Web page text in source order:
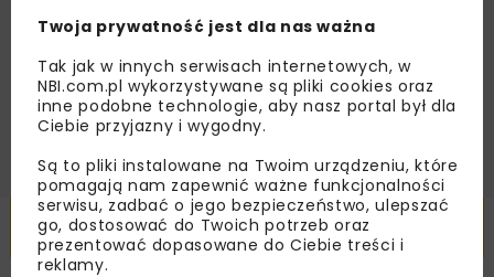
podany przeze mnie adres e-mail korespondencji
handlowej w postaci newslettera.
ZAPISZ MNIE
Powiązane artykuły
Twoja prywatność jest dla nas ważna
Tak jak w innych serwisach internetowych, w
NBI.com.pl wykorzystywane są pliki cookies oraz
inne podobne technologie, aby nasz portal był dla
Ciebie przyjazny i wygodny.
Są to pliki instalowane na Twoim urządzeniu, które
pomagają nam zapewnić ważne funkcjonalności
serwisu, zadbać o jego bezpieczeństwo, ulepszać
go, dostosować do Twoich potrzeb oraz
prezentować dopasowane do Ciebie treści i
reklamy.